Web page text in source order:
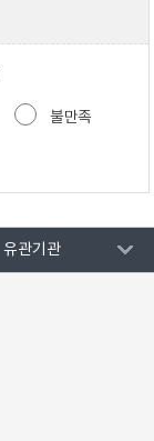
불만족
유관기관